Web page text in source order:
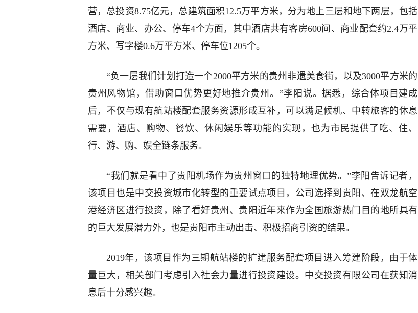
营，总投资8.75亿元，总建筑面积12.5万平方米，分为地上三层和地下两层，包括
酒店、商业、办公、停车4个方面，其中酒店共有客房600间、商业配套约2.4万平
方米、写字楼0.6万平方米、停车位1205个。
“负一层我们计划打造一个2000平方米的贵州非遗美食街，以及3000平方米的
贵州风物馆，借助窗口优势更好地推介贵州。”李阳说。据悉，综合体项目建成
后，不仅与现有航站楼配套服务资源形成互补，可以满足候机、中转旅客的休息
需要，酒店、购物、餐饮、休闲娱乐等功能的实现，也为市民提供了吃、住、
行、游、购、娱全链条服务。
“我们就是看中了贵阳机场作为贵州窗口的独特地理优势。”李阳告诉记者，
该项目也是中交投资城市化转型的重要试点项目，公司选择到贵阳、在双龙航空
港经济区进行投资，除了看好贵州、贵阳近年来作为全国旅游热门目的地所具有
的巨大发展潜力外，也是贵阳市主动出击、积极招商引资的结果。
2019年，该项目作为三期航站楼的扩建服务配套项目进入筹建阶段，由于体
量巨大，相关部门考虑引入社会力量进行投资建设。中交投资有限公司在获知消
息后十分感兴趣。